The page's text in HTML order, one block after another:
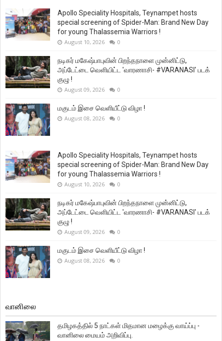
Apollo Speciality Hospitals, Teynampet hosts
special screening of Spider-Man: Brand New Day
for young Thalassemia Warriors !
August 10, 2026 0
நடிகர் மகேஷ்பாபுவின் பிறந்தநாளை முன்னிட்டு,
அப்டேட்டை வெளியிட்ட 'வாரணாசி- #VARANASI' படக்
குழு !
August 09, 2026 0
மகுடம் இசை வெளியீட்டு விழா !
August 08, 2026 0
Apollo Speciality Hospitals, Teynampet hosts
special screening of Spider-Man: Brand New Day
for young Thalassemia Warriors !
August 10, 2026 0
நடிகர் மகேஷ்பாபுவின் பிறந்தநாளை முன்னிட்டு,
அப்டேட்டை வெளியிட்ட 'வாரணாசி- #VARANASI' படக்
குழு !
August 09, 2026 0
மகுடம் இசை வெளியீட்டு விழா !
August 08, 2026 0
வானிலை
தமிழகத்தில் 5 நாட்கள் மிதமான மழைக்கு வாய்ப்பு -
வானிலை மையம் அறிவிப்பு.